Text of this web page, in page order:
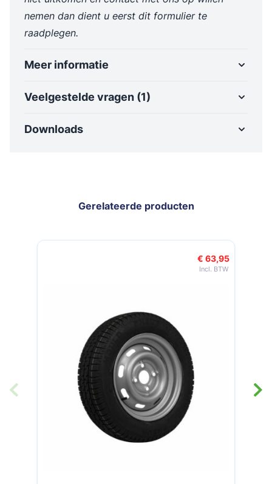
nemen dan dient u eerst dit formulier te
raadplegen.
Meer informatie
Veelgestelde vragen (1)
Downloads
Gerelateerde producten
Navigeren door de elementen van de carrousel is mogelijk met
Druk om carrousel over te slaan
Druk op om naar carrouselnavigatie te gaan